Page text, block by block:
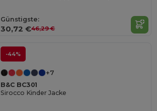
Günstigste:
30,72 €46,29 €
-44%
+7
B&C BC301
Sirocco Kinder Jacke